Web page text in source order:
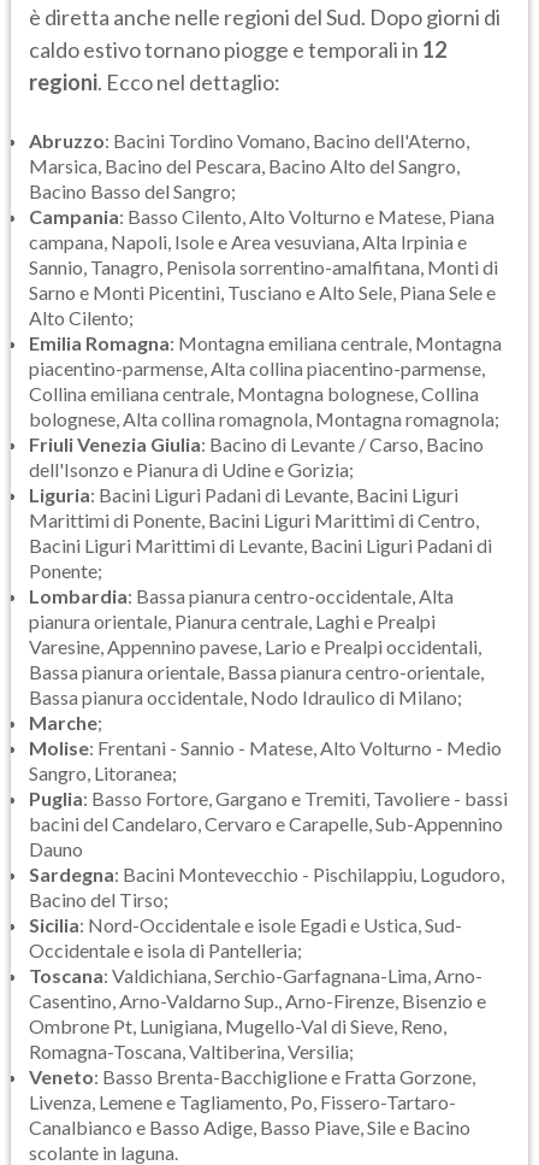
è diretta anche nelle regioni del Sud. Dopo giorni di
caldo estivo tornano piogge e temporali in 12
regioni. Ecco nel dettaglio:
Abruzzo: Bacini Tordino Vomano, Bacino dell'Aterno,
Marsica, Bacino del Pescara, Bacino Alto del Sangro,
Bacino Basso del Sangro;
Campania: Basso Cilento, Alto Volturno e Matese, Piana
campana, Napoli, Isole e Area vesuviana, Alta Irpinia e
Sannio, Tanagro, Penisola sorrentino-amalfitana, Monti di
Sarno e Monti Picentini, Tusciano e Alto Sele, Piana Sele e
Alto Cilento;
Emilia Romagna: Montagna emiliana centrale, Montagna
piacentino-parmense, Alta collina piacentino-parmense,
Collina emiliana centrale, Montagna bolognese, Collina
bolognese, Alta collina romagnola, Montagna romagnola;
Friuli Venezia Giulia: Bacino di Levante / Carso, Bacino
dell'Isonzo e Pianura di Udine e Gorizia;
Liguria: Bacini Liguri Padani di Levante, Bacini Liguri
Marittimi di Ponente, Bacini Liguri Marittimi di Centro,
Bacini Liguri Marittimi di Levante, Bacini Liguri Padani di
Ponente;
Lombardia: Bassa pianura centro-occidentale, Alta
pianura orientale, Pianura centrale, Laghi e Prealpi
Varesine, Appennino pavese, Lario e Prealpi occidentali,
Bassa pianura orientale, Bassa pianura centro-orientale,
Bassa pianura occidentale, Nodo Idraulico di Milano;
Marche;
Molise: Frentani - Sannio - Matese, Alto Volturno - Medio
Sangro, Litoranea;
Puglia: Basso Fortore, Gargano e Tremiti, Tavoliere - bassi
bacini del Candelaro, Cervaro e Carapelle, Sub-Appennino
Dauno
Sardegna: Bacini Montevecchio - Pischilappiu, Logudoro,
Bacino del Tirso;
Sicilia: Nord-Occidentale e isole Egadi e Ustica, Sud-
Occidentale e isola di Pantelleria;
Toscana: Valdichiana, Serchio-Garfagnana-Lima, Arno-
Casentino, Arno-Valdarno Sup., Arno-Firenze, Bisenzio e
Ombrone Pt, Lunigiana, Mugello-Val di Sieve, Reno,
Romagna-Toscana, Valtiberina, Versilia;
Veneto: Basso Brenta-Bacchiglione e Fratta Gorzone,
Livenza, Lemene e Tagliamento, Po, Fissero-Tartaro-
Canalbianco e Basso Adige, Basso Piave, Sile e Bacino
scolante in laguna.